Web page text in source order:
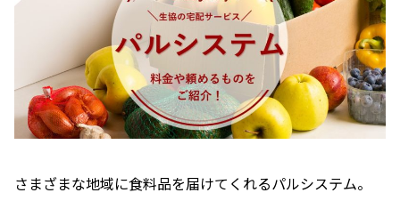
さまざまな地域に食料品を届けてくれるパルシステム。